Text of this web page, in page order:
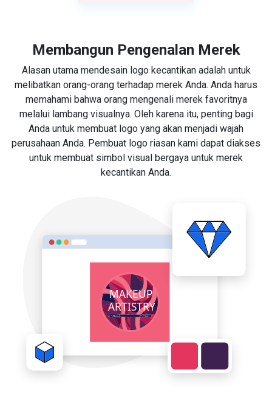
Membangun Pengenalan Merek
Alasan utama mendesain logo kecantikan adalah untuk
melibatkan orang-orang terhadap merek Anda. Anda harus
memahami bahwa orang mengenali merek favoritnya
melalui lambang visualnya. Oleh karena itu, penting bagi
Anda untuk membuat logo yang akan menjadi wajah
perusahaan Anda. Pembuat logo riasan kami dapat diakses
untuk membuat simbol visual bergaya untuk merek
kecantikan Anda.